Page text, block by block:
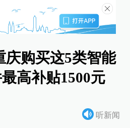
庆购买这5类智能
高补贴1500元
听新闻